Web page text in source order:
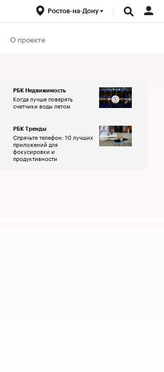
Ростов-на-Дону
О проекте
РБК Недвижимость
Когда лучше поверять
счетчики воды летом
РБК Тренды
Спрячьте телефон: 10 лучших
приложений для
фокусировки и
продуктивности